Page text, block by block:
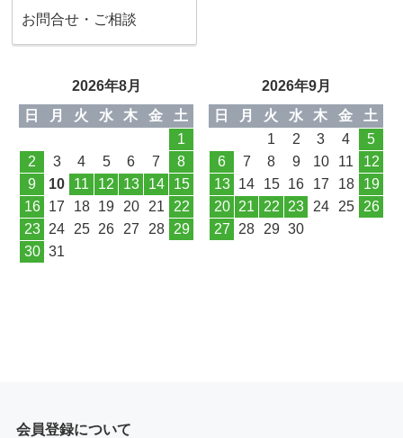
お問合せ・ご相談
2026年8月
日
月 火 水 木 金
土
1
2
3 4 5 6 7
8
9
10 11 12 13 14
15
16 17 18 19 20 21
22
23 24 25 26 27 28
29
30 31
2026年9月
日
月 火 水 木 金
土
1
2 3 4
5
6
7 8 9 10 11
12
13
14 15 16 17 18
19
20
21 22 23 24 25
26
27
28 29 30
会員登録について